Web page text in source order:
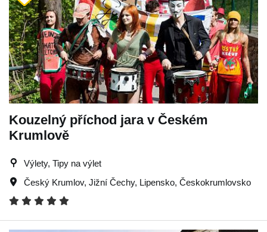
Kouzelný příchod jara v Českém
Krumlově
Výlety, Tipy na výlet
Český Krumlov, Jižní Čechy, Lipensko, Českokrumlovsko